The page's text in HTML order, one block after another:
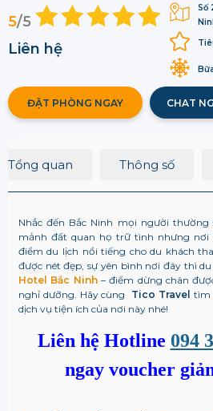
Số
5/5
Liên hệ
ĐẶT PHÒNG NGAY CHAT
Tổng quan Thông số
Nhắc đến Bắc Ninh mọi người
mảnh đất quan họ trữ tình nhưng nơi
điểm du lịch nổi tiếng cho du khách
được nét đẹp, sự yên bình nơi đây thì
Hotel Bắc Ninh– điểm dừng chân
nghỉ dưỡng. Hãy cùng Tico Travel tìm
dịch vụ tiện ích của nơi này nhé!
Liên hệ Hotline 094
ngay voucher